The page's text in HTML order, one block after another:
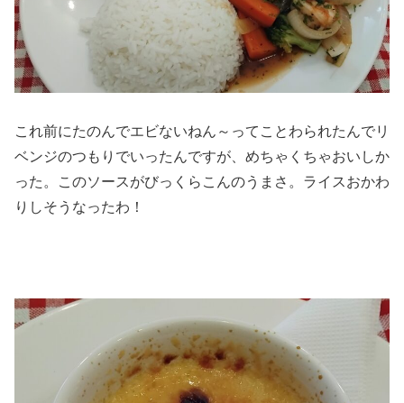
これ前にたのんでエビないねん～ってことわられたんでリ
ベンジのつもりでいったんですが、めちゃくちゃおいしか
った。このソースがびっくらこんのうまさ。ライスおかわ
りしそうなったわ！